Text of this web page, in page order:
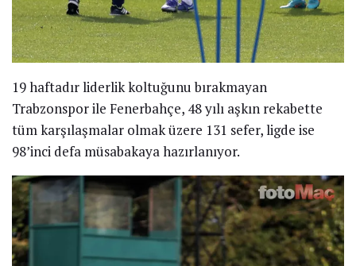
19 haftadır liderlik koltuğunu bırakmayan
Trabzonspor ile Fenerbahçe, 48 yılı aşkın rekabette
tüm karşılaşmalar olmak üzere 131 sefer, ligde ise
98’inci defa müsabakaya hazırlanıyor.